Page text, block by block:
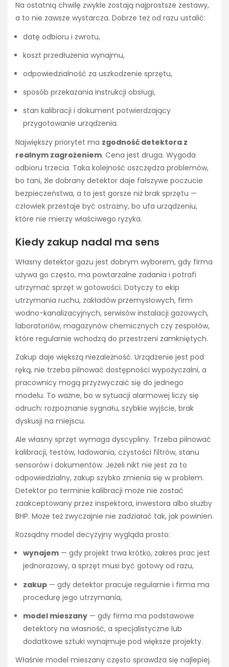
Na ostatnią chwilę zwykle zostają najprostsze zestawy,
a to nie zawsze wystarcza. Dobrze też od razu ustalić:
datę odbioru i zwrotu,
koszt przedłużenia wynajmu,
odpowiedzialność za uszkodzenie sprzętu,
sposób przekazania instrukcji obsługi,
stan kalibracji i dokument potwierdzający
przygotowanie urządzenia.
Największy priorytet ma zgodność detektora z
realnym zagrożeniem. Cena jest druga. Wygoda
odbioru trzecia. Taka kolejność oszczędza problemów,
bo tani, źle dobrany detektor daje fałszywe poczucie
bezpieczeństwa, a to jest gorsze niż brak sprzętu —
człowiek przestaje być ostrożny, bo ufa urządzeniu,
które nie mierzy właściwego ryzyka.
Kiedy zakup nadal ma sens
Własny detektor gazu jest dobrym wyborem, gdy firma
używa go często, ma powtarzalne zadania i potrafi
utrzymać sprzęt w gotowości. Dotyczy to ekip
utrzymania ruchu, zakładów przemysłowych, firm
wodno-kanalizacyjnych, serwisów instalacji gazowych,
laboratoriów, magazynów chemicznych czy zespołów,
które regularnie wchodzą do przestrzeni zamkniętych.
Zakup daje większą niezależność. Urządzenie jest pod
ręką, nie trzeba pilnować dostępności wypożyczalni, a
pracownicy mogą przyzwyczaić się do jednego
modelu. To ważne, bo w sytuacji alarmowej liczy się
odruch: rozpoznanie sygnału, szybkie wyjście, brak
dyskusji na miejscu.
Ale własny sprzęt wymaga dyscypliny. Trzeba pilnować
kalibracji, testów, ładowania, czystości filtrów, stanu
sensorów i dokumentów. Jeżeli nikt nie jest za to
odpowiedzialny, zakup szybko zmienia się w problem.
Detektor po terminie kalibracji może nie zostać
zaakceptowany przez inspektora, inwestora albo służby
BHP. Może też zwyczajnie nie zadziałać tak, jak powinien.
Rozsądny model decyzyjny wygląda prosto:
wynajem — gdy projekt trwa krótko, zakres prac jest
jednorazowy, a sprzęt musi być gotowy od razu,
zakup — gdy detektor pracuje regularnie i firma ma
procedurę jego utrzymania,
model mieszany — gdy firma ma podstawowe
detektory na własność, a specjalistyczne lub
dodatkowe sztuki wynajmuje pod większe projekty.
Właśnie model mieszany często sprawdza się najlepiej.